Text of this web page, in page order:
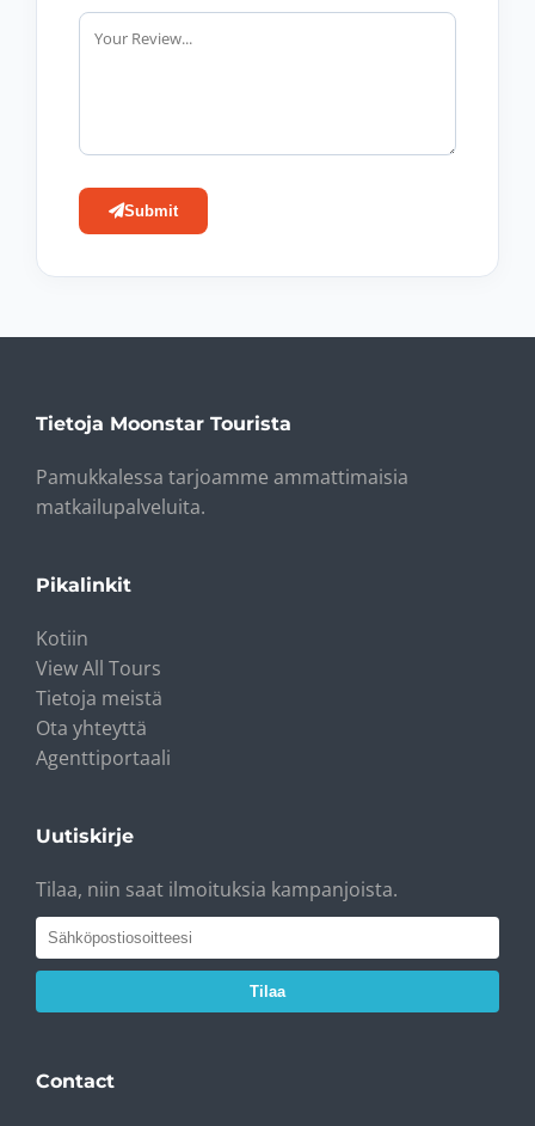
Submit
Tietoja Moonstar Tourista
Pamukkalessa tarjoamme ammattimaisia ​​
matkailupalveluita.
Pikalinkit
Kotiin
View All Tours
Tietoja meistä
Ota yhteyttä
Agenttiportaali
Uutiskirje
Tilaa, niin saat ilmoituksia kampanjoista.
Tilaa
Contact